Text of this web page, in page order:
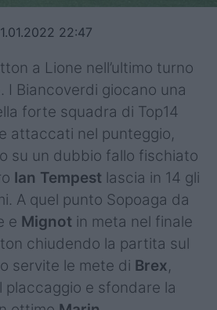
22:47
a Lione nell’ultimo turno
. I Biancoverdi giocano una
forte squadra di Top14
attaccati nel punteggio,
su un dubbio fallo fischiato
Ian Tempest lascia in 14 gli
A quel punto Sopoaga da
e Mignot in meta nel finale
chiudendo la partita sul
servite le mete di Brex,
placcaggio e sfondare la